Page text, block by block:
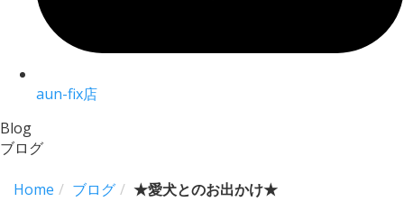
aun-fix店
Blog
ブログ
Home ブログ ★愛犬とのお出かけ★